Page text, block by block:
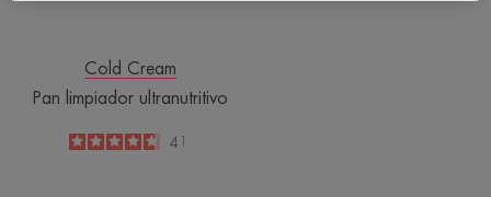
Cold Cream
Pan limpiador ultranutritivo
4.7
/
5
41